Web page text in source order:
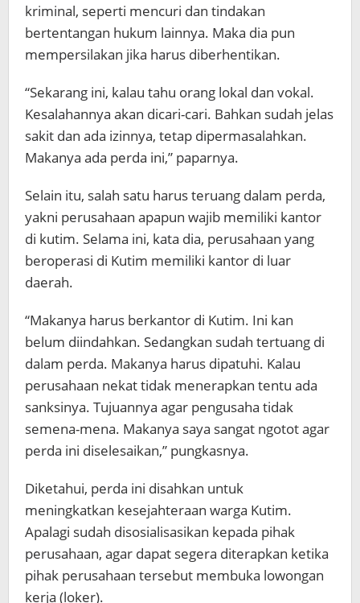
kriminal, seperti mencuri dan tindakan
bertentangan hukum lainnya. Maka dia pun
mempersilakan jika harus diberhentikan.
“Sekarang ini, kalau tahu orang lokal dan vokal.
Kesalahannya akan dicari-cari. Bahkan sudah jelas
sakit dan ada izinnya, tetap dipermasalahkan.
Makanya ada perda ini,” paparnya.
Selain itu, salah satu harus teruang dalam perda,
yakni perusahaan apapun wajib memiliki kantor
di kutim. Selama ini, kata dia, perusahaan yang
beroperasi di Kutim memiliki kantor di luar
daerah.
“Makanya harus berkantor di Kutim. Ini kan
belum diindahkan. Sedangkan sudah tertuang di
dalam perda. Makanya harus dipatuhi. Kalau
perusahaan nekat tidak menerapkan tentu ada
sanksinya. Tujuannya agar pengusaha tidak
semena-mena. Makanya saya sangat ngotot agar
perda ini diselesaikan,” pungkasnya.
Diketahui, perda ini disahkan untuk
meningkatkan kesejahteraan warga Kutim.
Apalagi sudah disosialisasikan kepada pihak
perusahaan, agar dapat segera diterapkan ketika
pihak perusahaan tersebut membuka lowongan
kerja (loker).